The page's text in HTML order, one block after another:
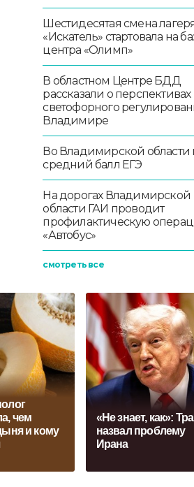
Шестидесятая смена
«Искатель» стартовала на
центра «Олимп»
В областном Центре БДД
рассказали о перспективах
светофорного
Владимире
Во Владимирской области
средний балл ЕГЭ
На дорогах Владимирской
области ГАИ проводит
профилактическую
«Автобус»
смотреть все
чем
и кому
«Не знает, как»:
назвал проблему
Ирана